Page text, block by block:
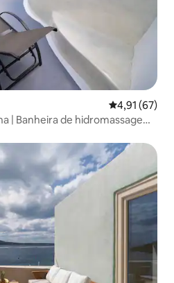
4,91 de uma
4,91 (67)
| Banheira de hidromassagem |